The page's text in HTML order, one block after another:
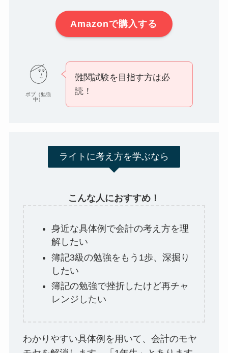
Amazonで購入する
ボブ（勉強
中）
難関試験を目指す方は必
読！
ライトに考え方を学ぶなら
こんな人におすすめ！
身近な具体例で会計の考え方を理
解したい
簿記3級の勉強をもう1歩、深掘り
したい
簿記の勉強で挫折したけど再チャ
レンジしたい
わかりやすい具体例を用いて、会計のモヤ